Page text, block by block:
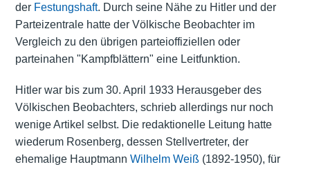
der Festungshaft. Durch seine Nähe zu Hitler und der
Parteizentrale hatte der Völkische Beobachter im
Vergleich zu den übrigen parteioffiziellen oder
parteinahen "Kampfblättern" eine Leitfunktion.
Hitler war bis zum 30. April 1933 Herausgeber des
Völkischen Beobachters, schrieb allerdings nur noch
wenige Artikel selbst. Die redaktionelle Leitung hatte
wiederum Rosenberg, dessen Stellvertreter, der
ehemalige Hauptmann Wilhelm Weiß (1892-1950), für